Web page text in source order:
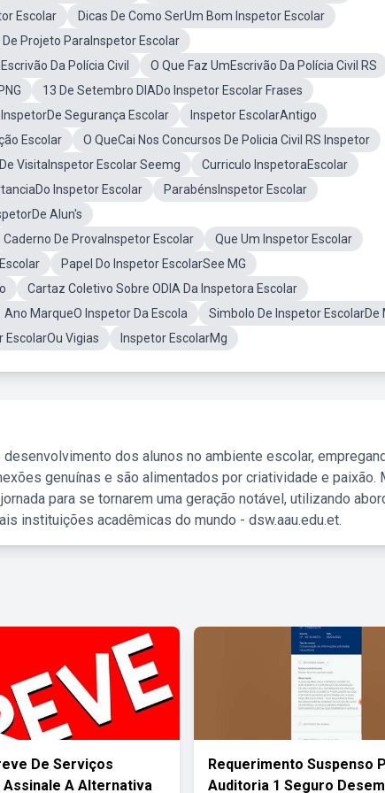
Escolar
Dicas De Como SerUm Bom Inspetor Escolar
De Projeto ParaInspetor Escolar
Da Polícia Civil
O Que Faz UmEscrivão Da Polícia Civil RS
13 De Setembro DIADo Inspetor Escolar Frases
InspetorDe Segurança Escolar
Inspetor EscolarAntigo
Escolar
O QueCai Nos Concursos De Policia Civil RS Inspetor
VisitaInspetor Escolar Seemg
Curriculo InspetoraEscolar
Inspetor Escolar
ParabénsInspetor Escolar
Alun's
Caderno De ProvaInspetor Escolar
Que Um Inspetor Escolar
Papel Do Inspetor EscolarSee MG
Cartaz Coletivo Sobre ODIA Da Inspetora Escolar
MarqueO Inspetor Da Escola
Simbolo De Inspetor EscolarDe
EscolarOu Vigias Inspetor EscolarMg
dos alunos no ambiente escolar,
genuínas e são alimentados por criatividade e paixão.
para se tornarem uma geração notável, utilizando
instituições acadêmicas do mundo - dsw.aau.edu.et.
De Serviços
Assinale A Alternativa
Requerimento Suspenso
Auditoria 1 Seguro